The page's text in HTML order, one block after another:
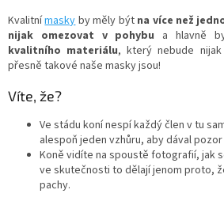
y
v
ý
Kvalitnímaskyby měly být na více než
nijak omezovat v pohybu a hlavně
kvalitního materiálu, který nebude
přesně takové naše masky jsou!
Víte, že?
Ve stádu koní nespí každý člen v tu
alespoň jeden vzhůru, aby dával
Koně vidíte na spoustě fotografií, jak
ve skutečnosti to dělají jenom proto,
pachy.